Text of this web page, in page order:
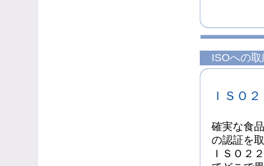
ISOへの
ＩＳＯ
確実な食
の認証を
ＩＳＯ２